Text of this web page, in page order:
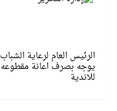
الرئيس العام لرعاية الشباب
يوجه بصرف اعانة مقطوعه
للاندية